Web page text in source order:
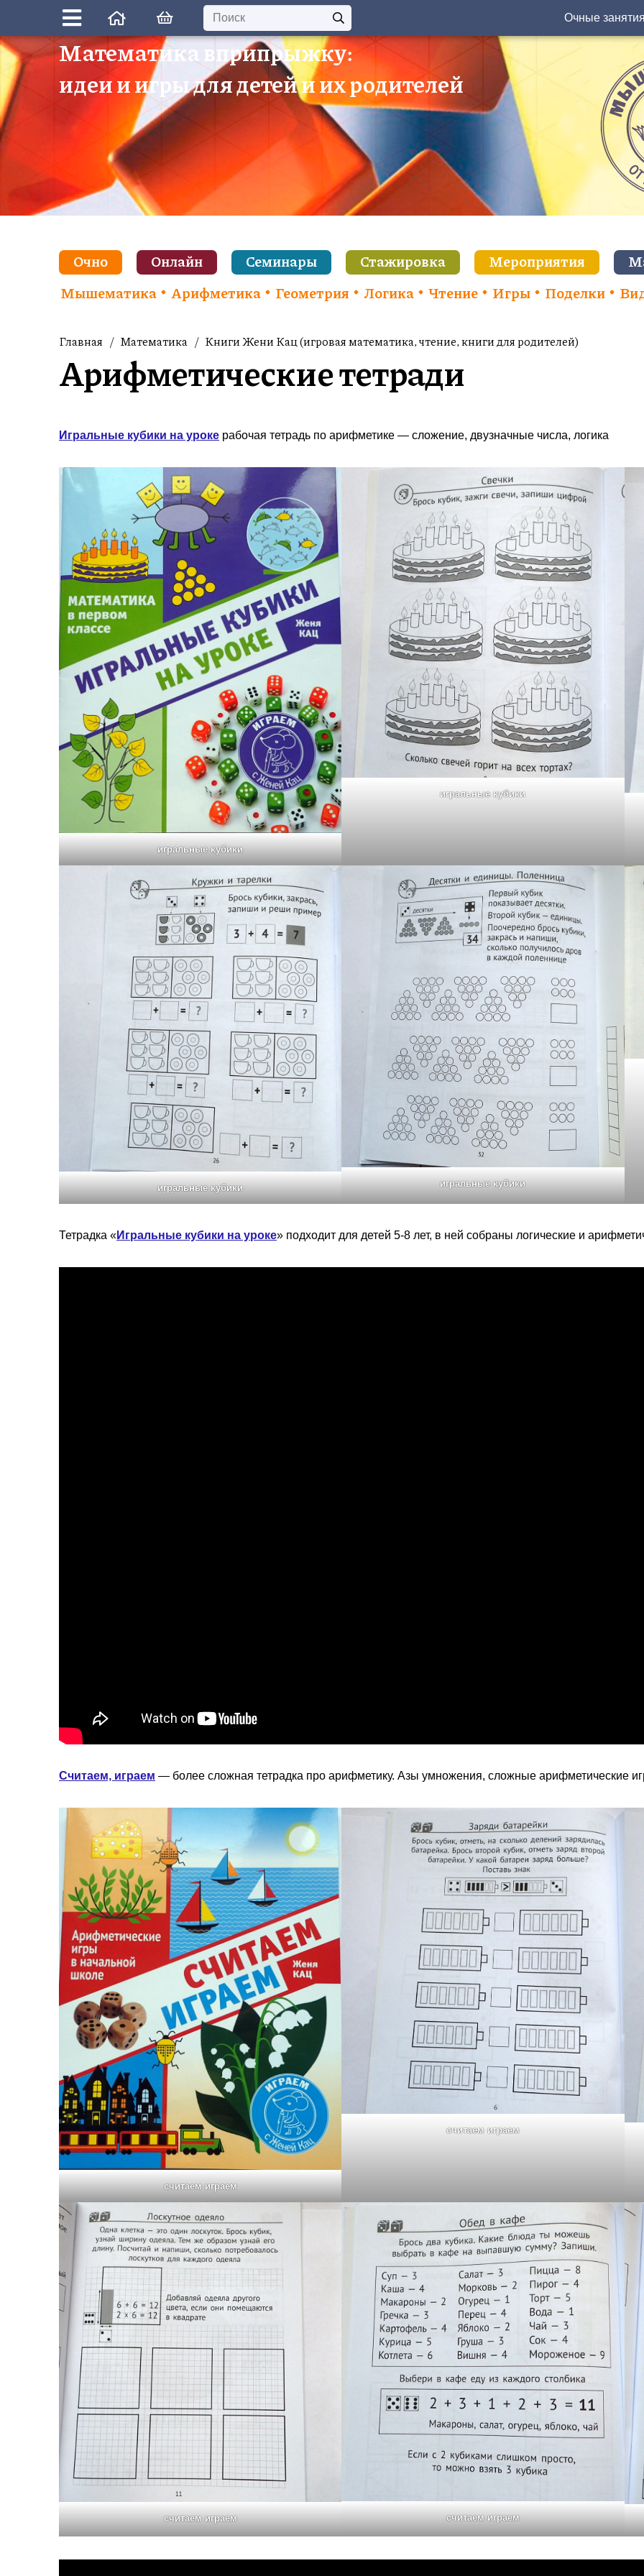
Очные
Математика вприпрыжку:
идеи и игры для детей и их родителей
Очно Онлайн Семинары Стажировка Мероприятия
Мышематика
Арифметика Геометрия Логика Чтение Игры Поделки
Главная / Математика / Книги Жени Кац (игровая математика, чтение, книги для родителей)
Арифметические тетради
Игральные кубики на уроке рабочая тетрадь по арифметике — сложение, двузначные числа, логика
игральные кубики
игральные кубики
игральные кубики игральные кубики
Тетрадка «Игральные кубики на уроке» подходит для детей 5-8 лет, в ней собраны логические и
Считаем, играем — более сложная тетрадка про арифметику. Азы умножения, сложные арифметические
считаем играем
считаем играем
считаем играем считаем играем